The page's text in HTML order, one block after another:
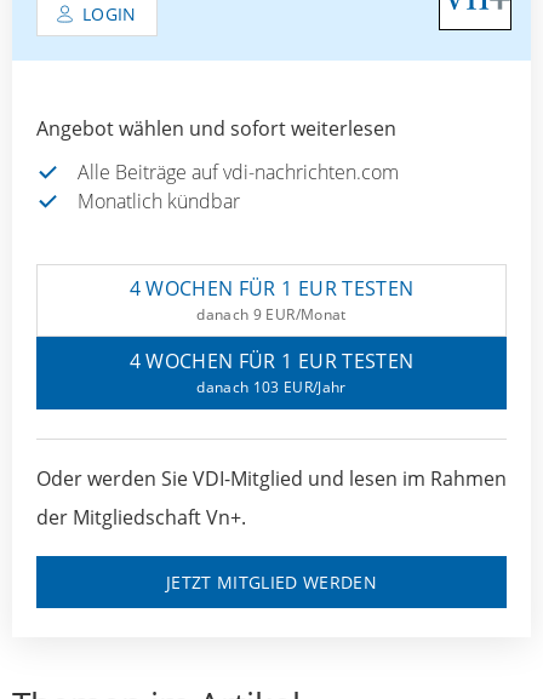
LOGIN
Angebot wählen und sofort weiterlesen
Alle Beiträge auf vdi-nachrichten.com
Monatlich kündbar
4 WOCHEN FÜR 1 EUR TESTEN
danach 9 EUR/Monat
4 WOCHEN FÜR 1 EUR TESTEN
danach 103 EUR/Jahr
Oder werden Sie VDI-Mitglied und lesen im Rahmen
der Mitgliedschaft Vn+.
JETZT MITGLIED WERDEN